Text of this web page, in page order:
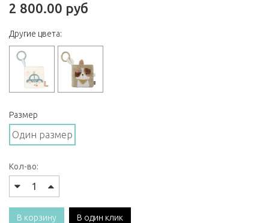
2 800.00 руб
Другие цвета:
Размер
Один размер
Кол-во:
В корзину В один клик